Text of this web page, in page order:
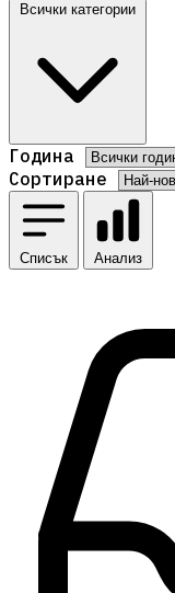
Всички категории
Година
Сортиране
Списък Анализ